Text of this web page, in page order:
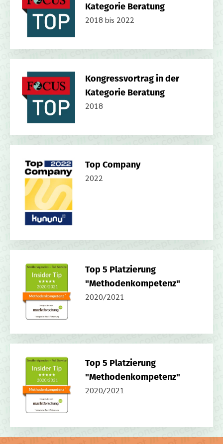
Kategorie Beratung
2018 bis 2022
Kongressvortrag in der
Kategorie Beratung
2018
Top Company
2022
Top 5 Platzierung
"Methodenkompetenz"
2020/2021
Top 5 Platzierung
"Methodenkompetenz"
2020/2021